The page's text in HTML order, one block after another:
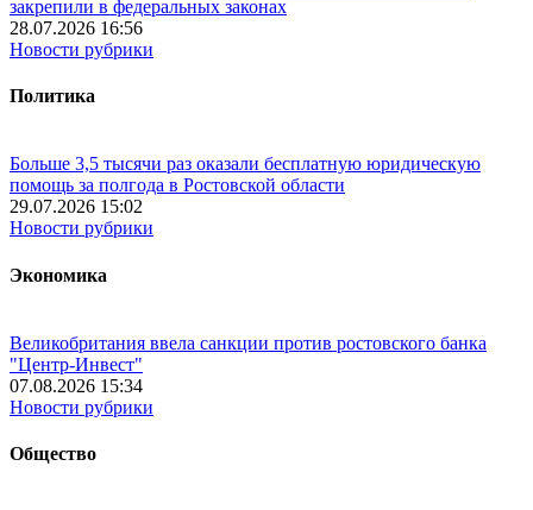
закрепили в федеральных законах
28.07.2026 16:56
Новости рубрики
Политика
Больше 3,5 тысячи раз оказали бесплатную юридическую
помощь за полгода в Ростовской области
29.07.2026 15:02
Новости рубрики
Экономика
Великобритания ввела санкции против ростовского банка
"Центр-Инвест"
07.08.2026 15:34
Новости рубрики
Общество